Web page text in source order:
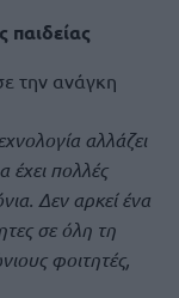
παιδείας
την ανάγκη
αλλάζει
έχει πολλές
Δεν αρκεί ένα
σε όλη τη
φοιτητές,